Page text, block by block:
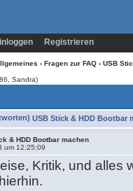
Registrieren
› Fragen zur FAQ› USB
Sandra)
USB Stick & HDD Bootbar
& HDD Bootbar machen
um 12:25:09
Kritik, und alles